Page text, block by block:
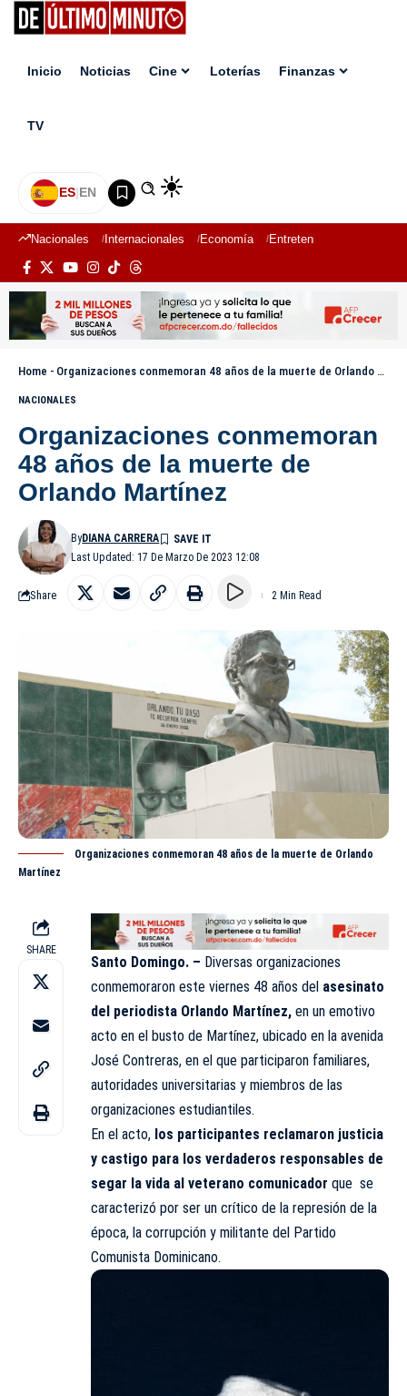
Inicio Noticias Cine Loterías Finanzas
TV
ES|EN
Nacionales Internacionales Economía Entretenimiento
Home - Organizaciones conmemoran 48 años de la muerte de Orlando Martínez
NACIONALES
Organizaciones conmemoran
48 años de la muerte de
Orlando Martínez
Last Updated: 17 De Marzo De 2023 12:08
ByDIANA CARRERA
Share 2 Min Read
Organizaciones conmemoran 48 años de la muerte de Orlando
Martínez
SHARE
Santo Domingo. – Diversas organizaciones
conmemoraron este viernes 48 años del asesinato
del periodista Orlando Martínez, en un emotivo
acto en el busto de Martínez, ubicado en la avenida
José Contreras, en el que participaron familiares,
autoridades universitarias y miembros de las
organizaciones estudiantiles.
En el acto, los participantes reclamaron justicia
y castigo para los verdaderos responsables de
segar la vida al veterano comunicador que se
caracterizó por ser un crítico de la represión de la
época, la corrupción y militante del Partido
Comunista Dominicano.